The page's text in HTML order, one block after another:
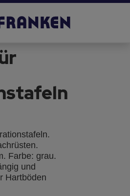
Farbe: grau.
und
Hartböden